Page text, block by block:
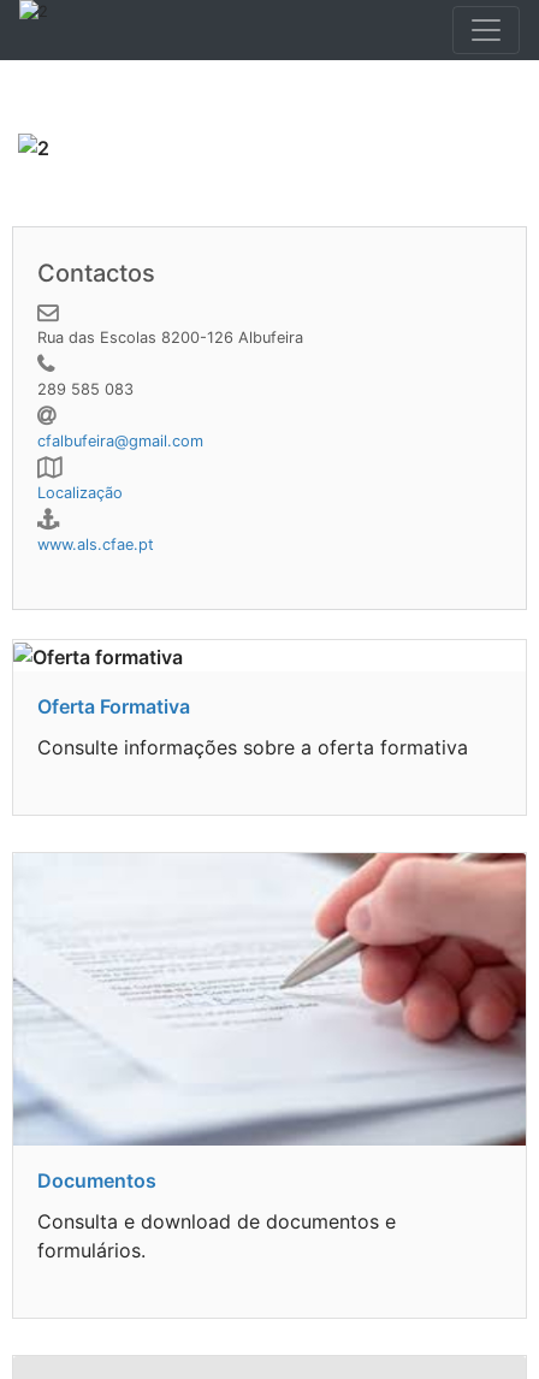
Contactos
Rua das Escolas 8200-126 Albufeira
289 585 083
cfalbufeira@gmail.com
Localização
www.als.cfae.pt
Oferta Formativa
Consulte informações sobre a oferta formativa
Documentos
Consulta e download de documentos e
formulários.